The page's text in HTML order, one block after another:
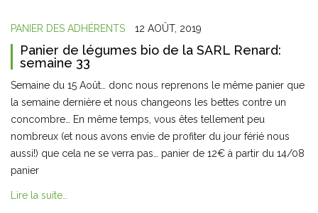
PANIER DES ADHÉRENTS 12 AOÛT, 2019
Panier de légumes bio de la SARL Renard:
semaine 33
Semaine du 15 Août… donc nous reprenons le même panier que
la semaine dernière et nous changeons les bettes contre un
concombre… En même temps, vous êtes tellement peu
nombreux (et nous avons envie de profiter du jour férié nous
aussi!) que cela ne se verra pas… panier de 12€ à partir du 14/08
panier
Lire la suite…